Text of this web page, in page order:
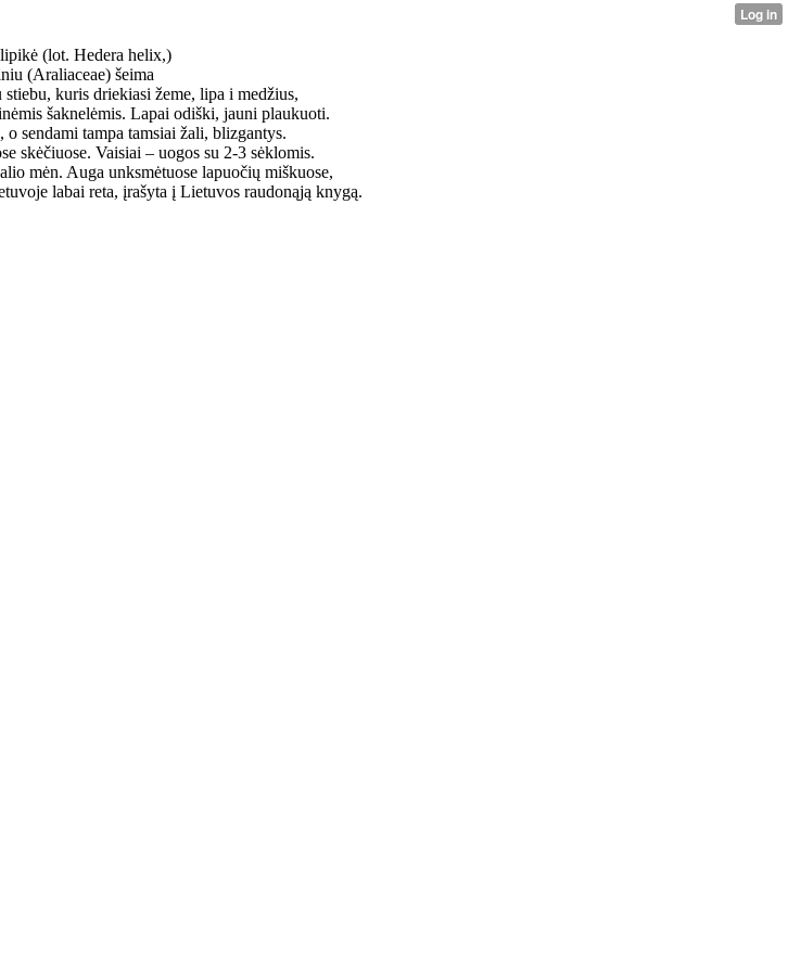
lipikė (lot. Hedera helix,)
(Araliaceae) šeima
stiebu, kuris driekiasi žeme, lipa i medžius,
šaknelėmis. Lapai odiški, jauni plaukuoti.
o sendami tampa tamsiai žali, blizgantys.
skėčiuose. Vaisiai – uogos su 2-3 sėklomis.
mėn. Auga unksmėtuose lapuočių miškuose,
labai reta, įrašyta į Lietuvos raudonąją knygą.